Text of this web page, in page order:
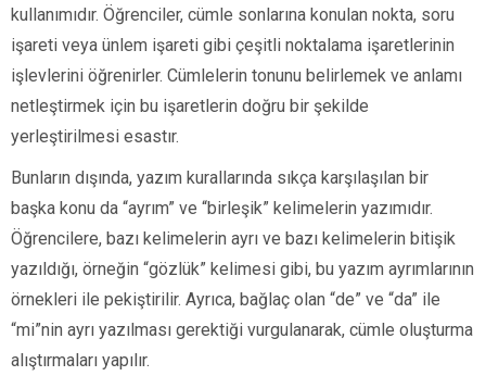
kullanımıdır. Öğrenciler, cümle sonlarına konulan nokta, soru
işareti veya ünlem işareti gibi çeşitli noktalama işaretlerinin
işlevlerini öğrenirler. Cümlelerin tonunu belirlemek ve anlamı
netleştirmek için bu işaretlerin doğru bir şekilde
yerleştirilmesi esastır.
Bunların dışında, yazım kurallarında sıkça karşılaşılan bir
başka konu da “ayrım” ve “birleşik” kelimelerin yazımıdır.
Öğrencilere, bazı kelimelerin ayrı ve bazı kelimelerin bitişik
yazıldığı, örneğin “gözlük” kelimesi gibi, bu yazım ayrımlarının
örnekleri ile pekiştirilir. Ayrıca, bağlaç olan “de” ve “da” ile
“mi”nin ayrı yazılması gerektiği vurgulanarak, cümle oluşturma
alıştırmaları yapılır.